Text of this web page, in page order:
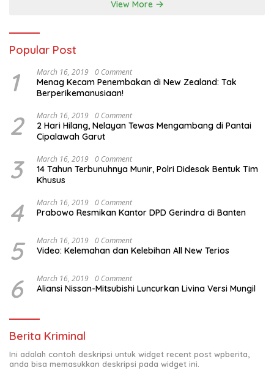
View More
Popular Post
1 March 16, 2019 0 Comment
Menag Kecam Penembakan di New Zealand: Tak
Berperikemanusiaan!
2 March 16, 2019 0 Comment
2 Hari Hilang, Nelayan Tewas Mengambang di Pantai
Cipalawah Garut
3 March 16, 2019 0 Comment
14 Tahun Terbunuhnya Munir, Polri Didesak Bentuk Tim
Khusus
4 March 16, 2019 0 Comment
Prabowo Resmikan Kantor DPD Gerindra di Banten
5 March 16, 2019 0 Comment
Video: Kelemahan dan Kelebihan All New Terios
6 March 16, 2019 0 Comment
Aliansi Nissan-Mitsubishi Luncurkan Livina Versi Mungil
Berita Kriminal
Ini adalah contoh deskripsi untuk widget recent post wpberita,
anda bisa memasukkan deskripsi pada widget ini.